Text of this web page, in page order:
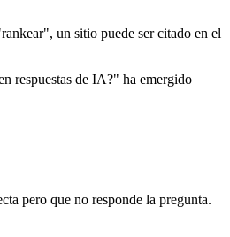
un sitio puede ser citado en el
respuestas de IA?" ha emergido
pero que no responde la pregunta.